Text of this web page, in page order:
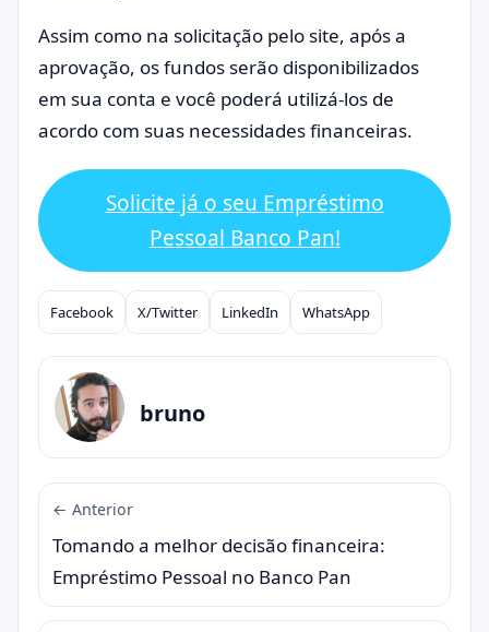
Assim como na solicitação pelo site, após a
aprovação, os fundos serão disponibilizados
em sua conta e você poderá utilizá-los de
acordo com suas necessidades financeiras.
Solicite já o seu Empréstimo
Pessoal Banco Pan!
Compartilhar
Facebook X/Twitter LinkedIn WhatsApp
bruno
← Anterior
Tomando a melhor decisão financeira:
Empréstimo Pessoal no Banco Pan